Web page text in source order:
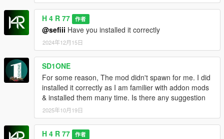
H 4 R 77 作者
@sefiii Have you installed it correctly
2024年12月15日
SD1ONE
For some reason, The mod didn't spawn for me. I did
installed it correctly as I am familier with addon mods
& installed them many time. Is there any suggestion
2025年10月19日
H 4 R 77 作者